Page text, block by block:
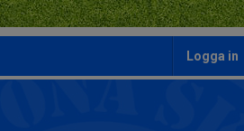
Logga in